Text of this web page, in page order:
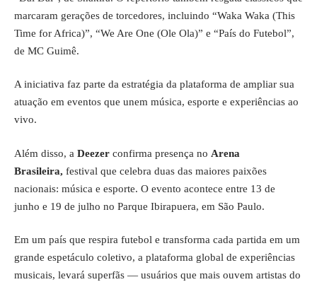
marcaram gerações de torcedores, incluindo “Waka Waka (This
Time for Africa)”, “We Are One (Ole Ola)” e “País do Futebol”,
de MC Guimê.
A iniciativa faz parte da estratégia da plataforma de ampliar sua
atuação em eventos que unem música, esporte e experiências ao
vivo.
Além disso, a Deezer confirma presença no Arena
Brasileira, festival que celebra duas das maiores paixões
nacionais: música e esporte. O evento acontece entre 13 de
junho e 19 de julho no Parque Ibirapuera, em São Paulo.
Em um país que respira futebol e transforma cada partida em um
grande espetáculo coletivo, a plataforma global de experiências
musicais, levará superfãs — usuários que mais ouvem artistas do